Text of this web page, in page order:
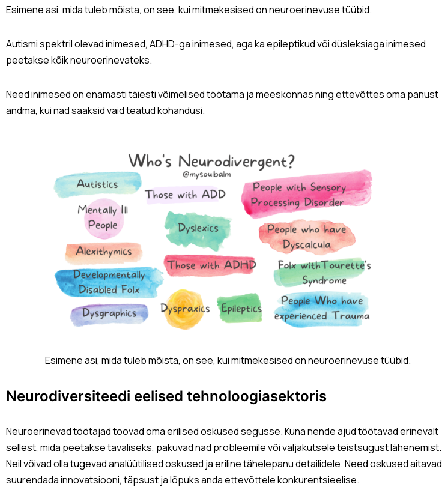
Esimene asi, mida tuleb mõista, on see, kui mitmekesised on neuroerinevuse tüübid.
Autismi spektril olevad inimesed, ADHD-ga inimesed, aga ka epileptikud või düsleksiaga inimesed
peetakse kõik neuroerinevateks.
Need inimesed on enamasti täiesti võimelised töötama ja meeskonnas ning ettevõttes oma panust
andma, kui nad saaksid vaid teatud kohandusi.
Esimene asi, mida tuleb mõista, on see, kui mitmekesised on neuroerinevuse tüübid.
Neurodiversiteedi eelised tehnoloogiasektoris
Neuroerinevad töötajad toovad oma erilised oskused segusse. Kuna nende ajud töötavad erinevalt
sellest, mida peetakse tavaliseks, pakuvad nad probleemile või väljakutsele teistsugust lähenemist.
Neil võivad olla tugevad analüütilised oskused ja eriline tähelepanu detailidele. Need oskused aitavad
suurendada innovatsiooni, täpsust ja lõpuks anda ettevõttele konkurentsieelise.